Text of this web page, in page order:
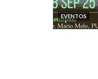
EVENTOS